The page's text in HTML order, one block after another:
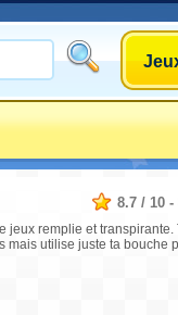
8.7 / 10 -
jeux remplie et transpirante.
mais utilise juste ta bouche